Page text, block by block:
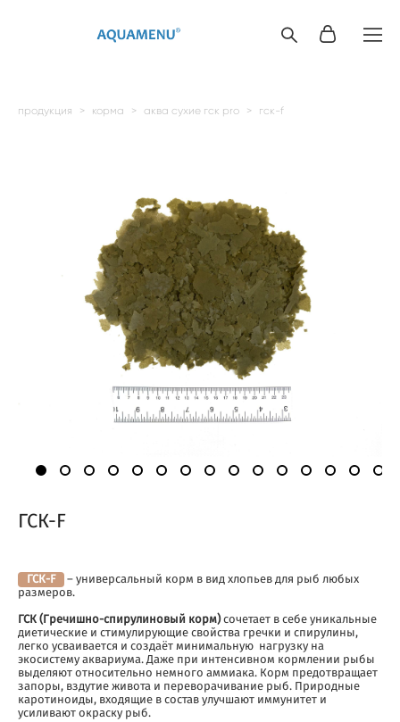
продукция > корма > аква сухие гск pro > гск-f
ГСК-F
ГСК-F
– универсальный корм в вид хлопьев для рыб любых
размеров.
ГСК (Гречишно-спирулиновый корм)сочетает в себе уникальные
диетические и стимулирующие свойства гречки и спирулины,
легко усваивается и создаёт минимальную нагрузку на
экосистему аквариума. Даже при интенсивном кормлении рыбы
выделяют относительно немного аммиака. Корм предотвращает
запоры, вздутие живота и переворачивание рыб. Природные
каротиноиды, входящие в состав улучшают иммунитет и
усиливают окраску рыб.